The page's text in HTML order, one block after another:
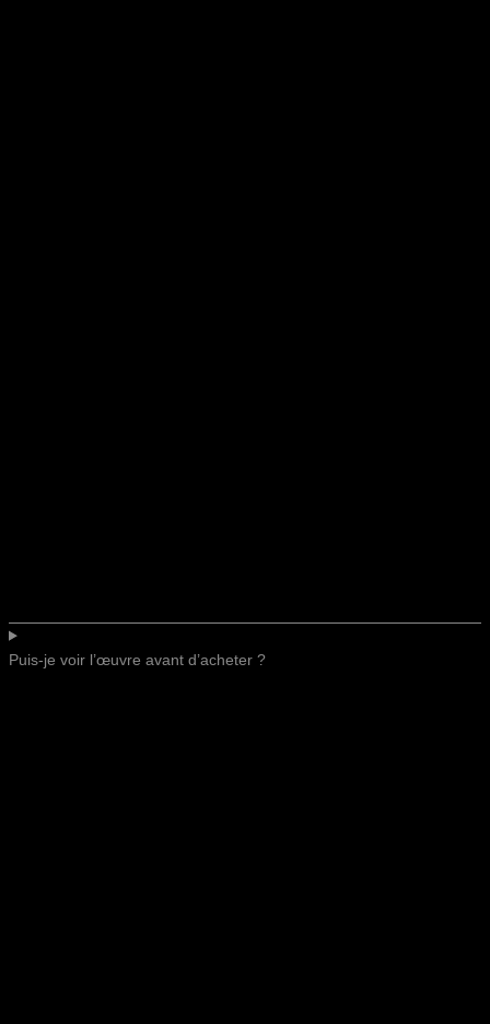
Puis-je voir l’œuvre avant d’acheter ?